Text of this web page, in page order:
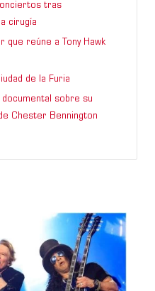
tras
cirugía
que reúne a Tony Hawk
de la Furia
sobre su
Chester Bennington